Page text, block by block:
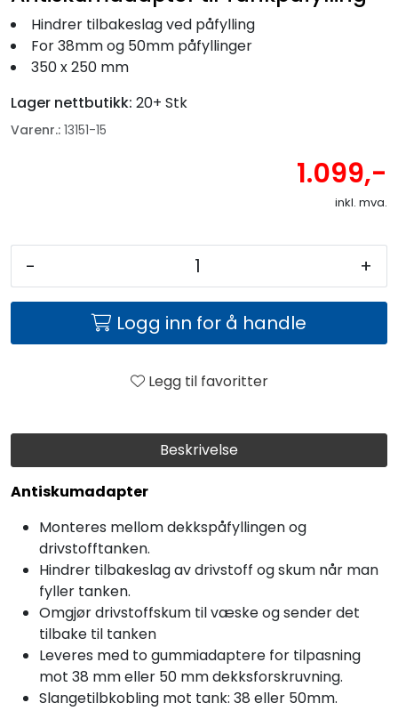
Beskrivelse
Antiskumadapter
Monteres mellom dekkspåfyllingen og
drivstofftanken.
Hindrer tilbakeslag av drivstoff og skum når man
fyller tanken.
Omgjør drivstoffskum til væske og sender det
tilbake til tanken
Leveres med to gummiadaptere for tilpasning
mot 38 mm eller 50 mm dekksforskruvning.
Slangetilbkobling mot tank: 38 eller 50mm.
Hindrer tilbakeslag ved påfylling
For 38mm og 50mm påfyllinger
350 x 250 mm
Lager nettbutikk: 20+ Stk
Varenr.: 13151-15
1.099,-
inkl. mva.
- +
Logg inn for å handle
Legg til favoritter